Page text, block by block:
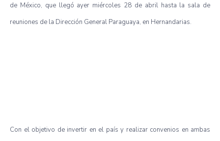
de México, que llegó ayer miércoles 28 de abril hasta la sala de
reuniones de la Dirección General Paraguaya, en Hernandarias.
Con el objetivo de invertir en el país y realizar convenios en ambas